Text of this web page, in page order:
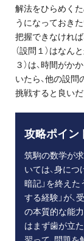
解法をひらめく
うになっておき
把握できなければ
（設問１）はなん
３）は、時間がか
いたら、他の設問
挑戦すると良いだ
攻略ポイン
筑駒の数学が
いては、身につ
暗記」を終えた
する経験」が、
の本質的な能
はまず歯が立